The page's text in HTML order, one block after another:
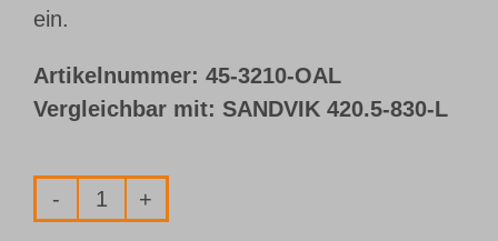
ein.
Artikelnummer: 45-3210-OAL
Vergleichbar mit: SANDVIK 420.5-830-L
Bohrrohr